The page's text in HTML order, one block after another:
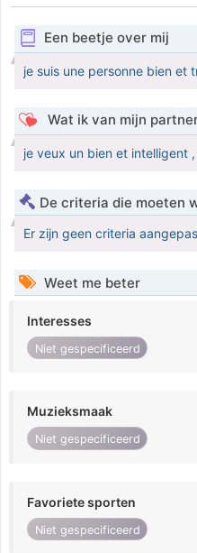
Een beetje over mij
je suis une personne bien et
Wat ik van mijn
je veux un bien et intelligent ,
De criteria die moeten
Er zijn geen criteria
Weet me beter
Interesses
Niet gespecificeerd
Muzieksmaak
Niet gespecificeerd
Favoriete sporten
Niet gespecificeerd